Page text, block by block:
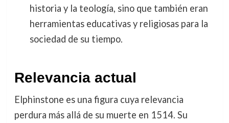
historia y la teología, sino que también eran
herramientas educativas y religiosas para la
sociedad de su tiempo.
Relevancia actual
Elphinstone es una figura cuya relevancia
perdura más allá de su muerte en 1514. Su